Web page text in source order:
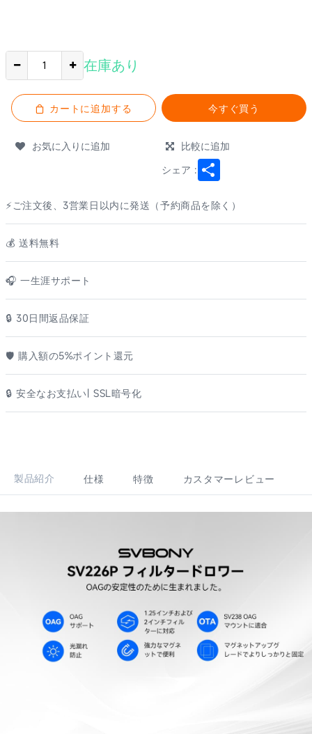
在庫あり
カートに追加する 今すぐ買う
お気に入りに追加
比較に追加
シェア :
⚡ご注文後、3営業日以内に発送（予約商品を除く）
💰️ 送料無料
🎧 一生涯サポート
🔒 30日間返品保証
🛡️ 購入額の5%ポイント還元
🔒 安全なお支払い| SSL暗号化
製品紹介 仕様 特徴 カスタマーレビュー